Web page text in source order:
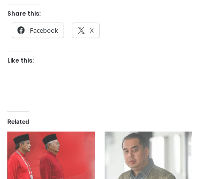
Share this:
Facebook X
Like this:
Related